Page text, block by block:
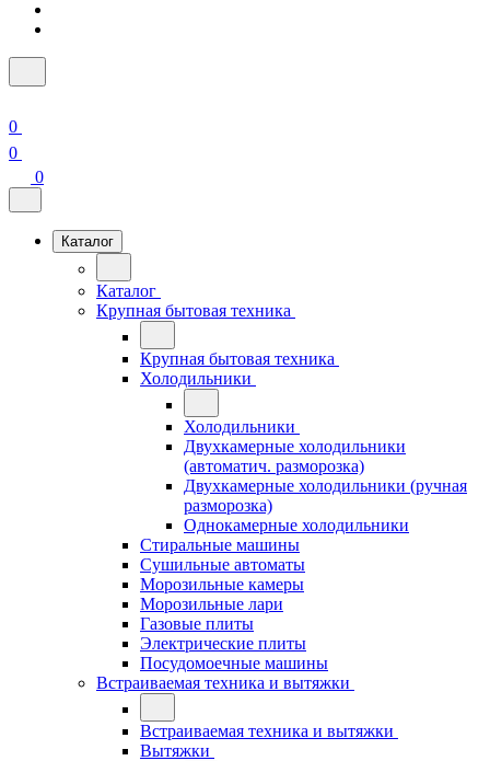
0
0
0
Каталог
Каталог
Крупная бытовая техника
Крупная бытовая техника
Холодильники
Холодильники
Двухкамерные холодильники
(автоматич. разморозка)
Двухкамерные холодильники (ручная
разморозка)
Однокамерные холодильники
Стиральные машины
Сушильные автоматы
Морозильные камеры
Морозильные лари
Газовые плиты
Электрические плиты
Посудомоечные машины
Встраиваемая техника и вытяжки
Встраиваемая техника и вытяжки
Вытяжки